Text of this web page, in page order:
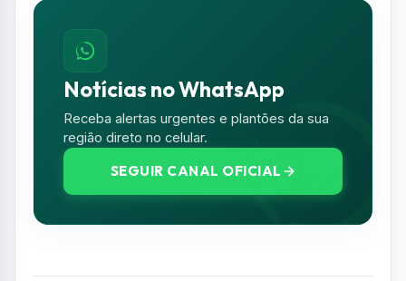
Resumo de Notícias
Receba as atualizações do Vale do Paraíba
diretamente no seu e-mail.